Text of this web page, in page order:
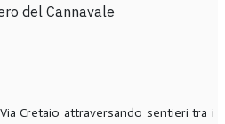
del Cannavale
Cretaio attraversando sentieri tra i